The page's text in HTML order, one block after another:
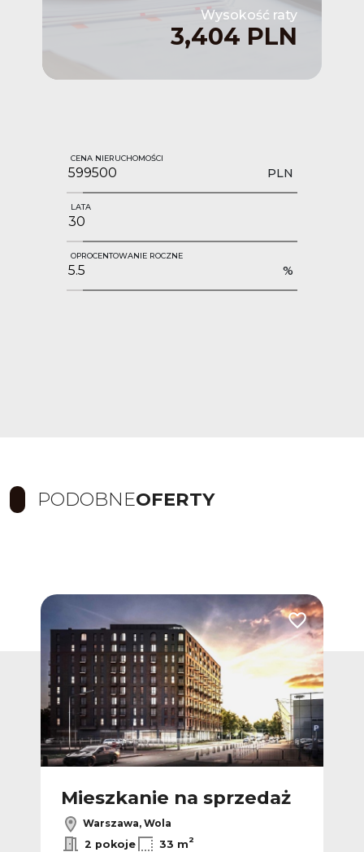
Wysokość raty
3,404 PLN
CENA NIERUCHOMOŚCI
PLN
LATA
OPROCENTOWANIE ROCZNE
%
PODOBNEOFERTY
Dodaj do ulubionych Dodaj do
Mieszkanie na sprzedaż
Warszawa, Wola
2 pokoje
33 m2